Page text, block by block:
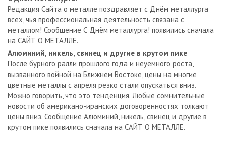
Редакция Сайта о металле поздравляет с Днём металлурга
всех, чья профессиональная деятельность связана с
металлом! Сообщение С Днём металлурга! появились сначала
на САЙТ О МЕТАЛЛЕ.
Алюминий, никель, свинец и другие в крутом пике
После бурного ралли прошлого года и неуемного роста,
вызванного войной на Ближнем Востоке, цены на многие
цветные металлы с апреля резко стали опускаться вниз.
Можно говорить, что это тенденция. Любые сомнительные
новости об американо-иранских договоренностях толкают
цены вниз. Сообщение Алюминий, никель, свинец и другие в
крутом пике появились сначала на САЙТ О МЕТАЛЛЕ.